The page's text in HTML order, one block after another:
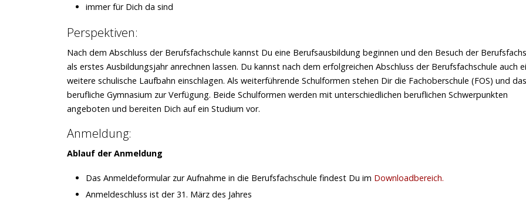
immer für Dich da sind
Perspektiven:
Nach dem Abschluss der Berufsfachschule kannst Du eine Berufsausbildung beginnen und den Besuch der
als erstes Ausbildungsjahr anrechnen lassen. Du kannst nach dem erfolgreichen Abschluss der Berufsfachschule auch
weitere schulische Laufbahn einschlagen. Als weiterführende Schulformen stehen Dir die Fachoberschule (FOS) und das
berufliche Gymnasium zur Verfügung. Beide Schulformen werden mit unterschiedlichen beruflichen Schwerpunkten
angeboten und bereiten Dich auf ein Studium vor.
Anmeldung:
Ablauf der Anmeldung
Das Anmeldeformular zur Aufnahme in die Berufsfachschule findest Du im Downloadbereich.
Anmeldeschluss ist der 31. März des Jahres